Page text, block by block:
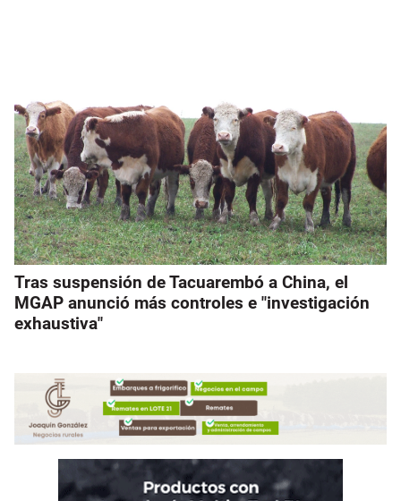
Tras suspensión de Tacuarembó a China, el
MGAP anunció más controles e "investigación
exhaustiva"